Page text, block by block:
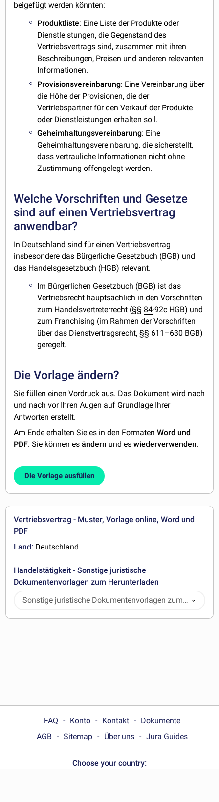
beigefügt werden könnten:
Produktliste: Eine Liste der Produkte oder
Dienstleistungen, die Gegenstand des
Vertriebsvertrags sind, zusammen mit ihren
Beschreibungen, Preisen und anderen relevanten
Informationen.
Provisionsvereinbarung: Eine Vereinbarung über
die Höhe der Provisionen, die der
Vertriebspartner für den Verkauf der Produkte
oder Dienstleistungen erhalten soll.
Geheimhaltungsvereinbarung: Eine
Geheimhaltungsvereinbarung, die sicherstellt,
dass vertrauliche Informationen nicht ohne
Zustimmung offengelegt werden.
Welche Vorschriften und​​ Gesetze
sind auf einen Vertriebsvertrag
anwendbar?
In Deutschland sind für einen Vertriebsvertrag
insbesondere das Bürgerliche Gesetzbuch (BGB) und
das Handelsgesetzbuch (HGB) relevant.
Im Bürgerlichen Gesetzbuch (BGB) ist das
Vertriebsrecht hauptsächlich in den Vorschriften
zum Handelsvertreterrecht (§§ 84-92c HGB) und
zum Franchising (im Rahmen der Vorschriften
über das Dienstvertragsrecht, §§ 611–630 BGB)
geregelt.
Die Vorlage ändern?
Sie füllen einen Vordruck aus. Das Dokument wird nach
und nach vor Ihren Augen auf Grundlage Ihrer
Antworten erstellt.
Am Ende erhalten Sie es in den FormatenWord und
PDF. Sie können esändern und eswiederverwenden.
Die Vorlage ausfüllen
Vertriebsvertrag - Muster, Vorlage online, Word und
PDF
Land: Deutschland
Handelstätigkeit - Sonstige juristische
Dokumentenvorlagen zum Herunterladen
Sonstige juristische Dokumentenvorlagen zum
Herunterladen
FAQ Konto Kontakt
Dokumente
AGB
Sitemap Über uns Jura Guides
Choose your country: